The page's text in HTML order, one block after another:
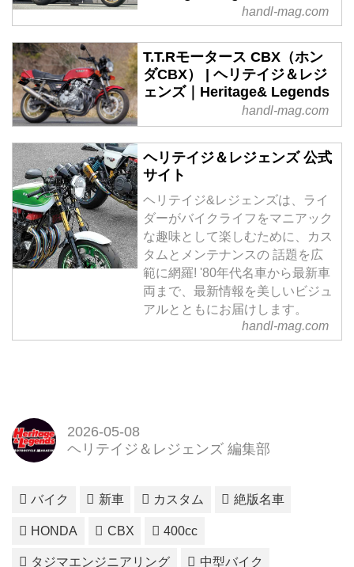
handl-mag.com
T.T.Rモータース CBX（ホン
ダCBX） | ヘリテイジ＆レジ
ェンズ｜Heritage& Legends
handl-mag.com
ヘリテイジ＆レジェンズ 公式
サイト
ヘリテイジ&レジェンズは、ライ
ダーがバイクライフをマニアック
な趣味として楽しむために、カス
タムとメンテナンスの 話題を広
範に網羅! '80年代名車から最新車
両まで、最新情報を美しいビジュ
アルとともにお届けします。
handl-mag.com
2026-05-08
ヘリテイジ＆レジェンズ 編集部
バイク 新車 カスタム 絶版名車
HONDA CBX 400cc
タジマエンジニアリング 中型バイク